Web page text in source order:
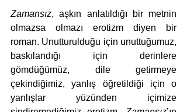
Zamansız, aşkın anlatıldığı bir metnin
olmazsa olmazı erotizm diyen bir
roman. Unutturulduğu için unuttuğumuz,
baskılandığı için derinlere
gömdüğümüz, dile getirmeye
çekindiğimiz, yanlış öğretildiği için o
yanlışlar yüzünden içimize